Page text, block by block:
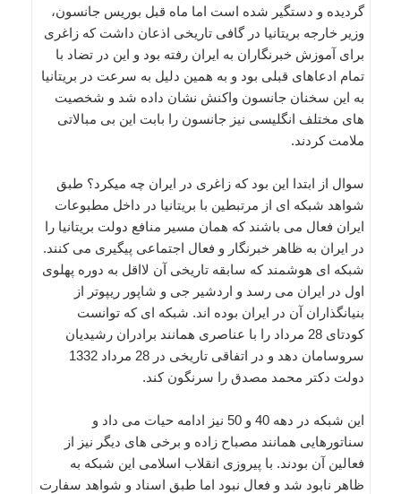
گردیده و دستگیر شده است اما ماه قبل بوریس جانسون،
وزیر خارجه بریتانیا در گافی تاریخی اذعان داشت که زاغری
برای آموزش خبرنگاران به ایران رفته بود و این در تضاد با
تمام ادعاهای قبلی بود و به همین دلیل به سرعت در بریتانیا
به این سخنان جانسون واکنش نشان داده شد و شخصیت
های مختلف انگلیسی نیز جانسون را بابت این بی مبالاتی
ملامت کردند.
سوال از ابتدا این بود که زاغری در ایران چه میکرد؟ طبق
شواهد شبکه ای از مرتبطین با بریتانیا در داخل مطبوعات
ایران فعال می باشند که همان مسیر منافع دولت بریتانیا را
در ایران به ظاهر خبرنگار و فعال اجتماعی پیگیری می کنند.
شبکه ای هوشمند که سابقه تاریخی آن لااقل به دوره پهلوی
اول در ایران می رسد و اردشیر جی و شاپور ریپوتر از
بنیانگذاران آن در ایران بوده اند. شبکه ای که توانست
کودتای 28 مرداد را با عناصری همانند برادران رشیدیان
سروسامان دهد و در اتفاقی تاریخی در 28 مرداد 1332
دولت دکتر محمد مصدق را سرنگون کند.
این شبکه در دهه 40 و 50 نیز ادامه حیات می داد و
سناتورهایی همانند مصباح زاده و برخی های دیگر نیز از
فعالین آن بودند. با پیروزی انقلاب اسلامی این شبکه به
ظاهر نابود شد و فعال نبود اما طبق اسناد و شواهد سفارت